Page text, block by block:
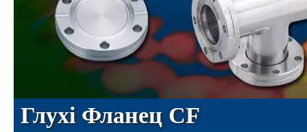
Глухі Фланец CF